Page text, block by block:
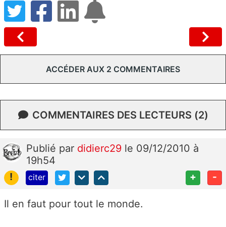
ACCÉDER AUX 2 COMMENTAIRES
COMMENTAIRES DES LECTEURS (2)
Publié par didierc29 le 09/12/2010 à
19h54
!
citer + -
Il en faut pour tout le monde.